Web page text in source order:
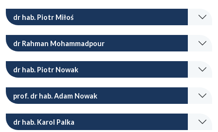
dr hab. Piotr Miłoś
dr Rahman Mohammadpour
dr hab. Piotr Nowak
prof. dr hab. Adam Nowak
dr hab. Karol Palka